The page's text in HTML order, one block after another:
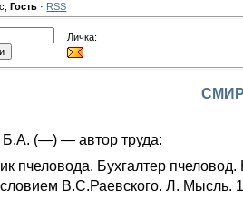
,Гость · RSS
Личка:
Б.А. (—) — автор труда:
пчеловода. Бухгалтер
В.С.Раевского. Л. Мысль.